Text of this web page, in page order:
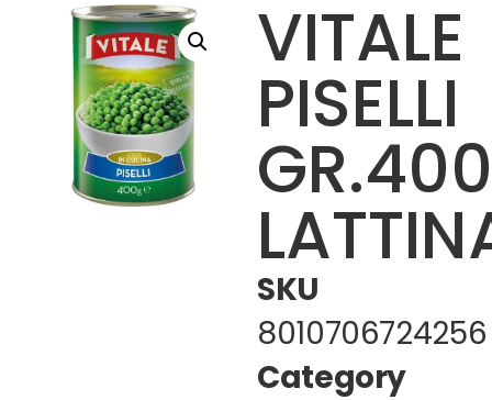
VITALE
PISELLI
GR.400
SKU
8010706724256
Category